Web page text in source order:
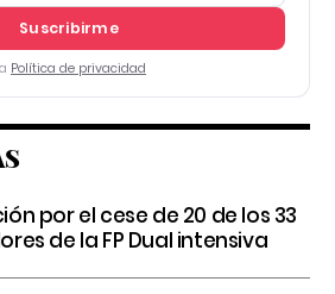
Suscribirme
Política de privacidad
por el cese de 20 de los 33
de la FP Dual intensiva